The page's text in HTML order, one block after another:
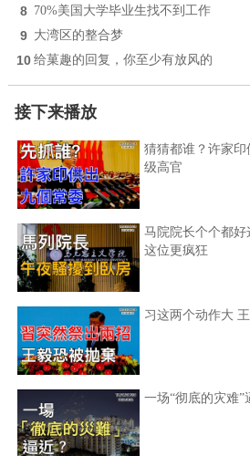
8 70%美国大学毕业生找不到工作
9 大湾区的整合梦
10 给菓趣的回复，你至少有放风的
接下来播放
猜猜都谁？许家印
级高官
马院院长个个都好
这位更疯狂
习这两个动作大
一场“彻底的灾难”